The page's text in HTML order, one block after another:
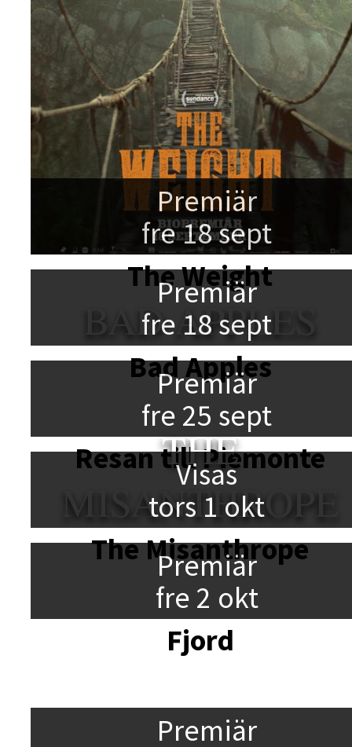
Premiär
fre 18 sept
The Weight
BAD APPLES
Premiär
fre 18 sept
Bad Apples
Premiär
fre 25 sept
Resan till Piemonte
THE
MISANTHROPE
Visas
tors 1 okt
The Misanthrope
Premiär
fre 2 okt
Fjord
Premiär